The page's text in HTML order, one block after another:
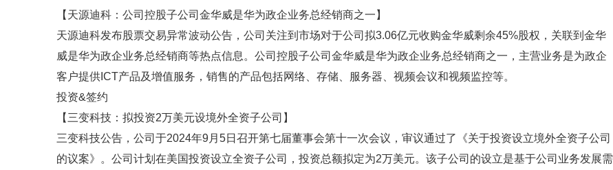
【天源迪科：公司控股子公司金华威是华为政企业务总经销商之一】
天源迪科发布股票交易异常波动公告，公司关注到市场对于公司拟3.06亿元收购金华威剩余45%股权，关联到金华
威是华为政企业务总经销商等热点信息。公司控股子公司金华威是华为政企业务总经销商之一，主营业务是为政企
客户提供ICT产品及增值服务，销售的产品包括网络、存储、服务器、视频会议和视频监控等。
投资&签约
【三变科技：拟投资2万美元设境外全资子公司】
三变科技公告，公司于2024年9月5日召开第七届董事会第十一次会议，审议通过了《关于投资设立境外全资子公司
的议案》。公司计划在美国投资设立全资子公司，投资总额拟定为2万美元。该子公司的设立是基于公司业务发展需